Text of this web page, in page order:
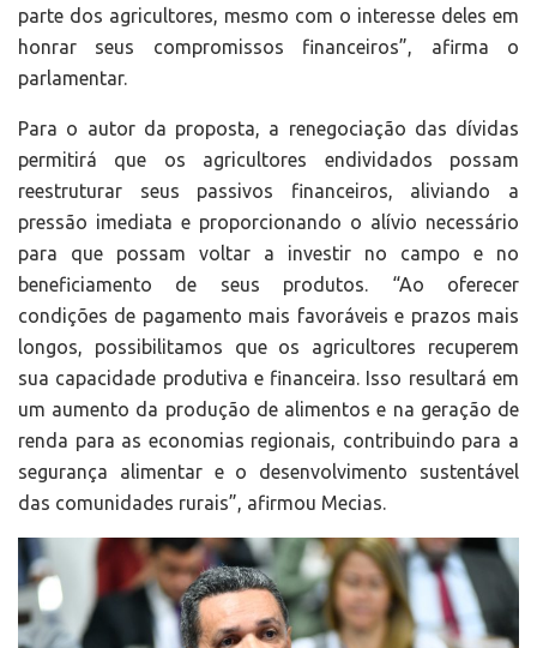
parte dos agricultores, mesmo com o interesse deles em
honrar seus compromissos financeiros”, afirma o
parlamentar.
Para o autor da proposta, a renegociação das dívidas
permitirá que os agricultores endividados possam
reestruturar seus passivos financeiros, aliviando a
pressão imediata e proporcionando o alívio necessário
para que possam voltar a investir no campo e no
beneficiamento de seus produtos. “Ao oferecer
condições de pagamento mais favoráveis e prazos mais
longos, possibilitamos que os agricultores recuperem
sua capacidade produtiva e financeira. Isso resultará em
um aumento da produção de alimentos e na geração de
renda para as economias regionais, contribuindo para a
segurança alimentar e o desenvolvimento sustentável
das comunidades rurais”, afirmou Mecias.